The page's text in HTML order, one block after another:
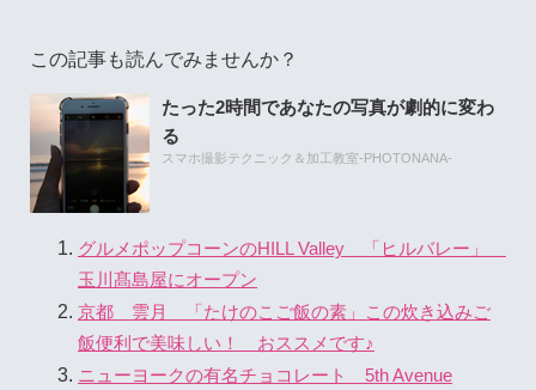
この記事も読んでみませんか？
たった2時間であなたの写真が劇的に変わ
る
スマホ撮影テクニック＆加工教室-PHOTONANA-
グルメポップコーンのHILL Valley 「ヒルバレー」
玉川髙島屋にオープン
京都 雲月 「たけのこご飯の素」この炊き込みご
飯便利で美味しい！ おススメです♪
ニューヨークの有名チョコレート 5th Avenue